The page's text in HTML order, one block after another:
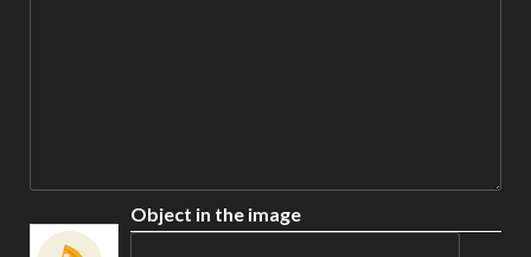
Object in the image